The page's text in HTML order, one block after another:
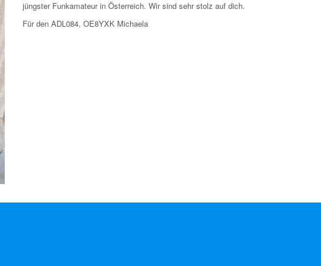
jüngster Funkamateur in Österreich. Wir sind sehr stolz auf dich.
Für den ADL084, OE8YXK Michaela